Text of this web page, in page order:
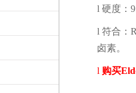
l 硬度：
l 符合：
卤素。
l 购买